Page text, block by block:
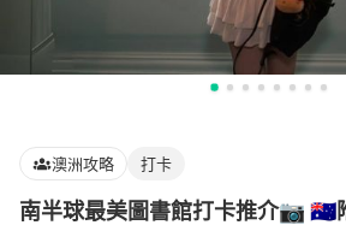
澳洲攻略 打卡
南半球最美圖書館打卡推介📷 🇦🇺